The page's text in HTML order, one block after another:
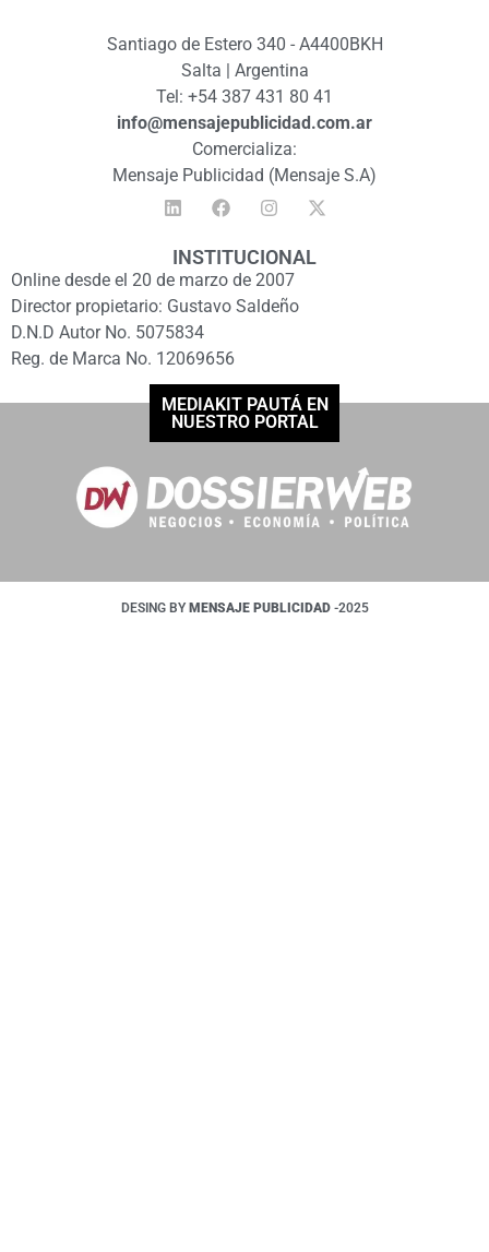
Santiago de Estero 340 - A4400BKH
Salta | Argentina
Tel: +54 387 431 80 41
info@mensajepublicidad.com.ar
Comercializa:
Mensaje Publicidad (Mensaje S.A)
INSTITUCIONAL
Online desde el 20 de marzo de 2007
Director propietario: Gustavo Saldeño
D.N.D Autor No. 5075834
Reg. de Marca No. 12069656
MEDIAKIT PAUTÁ EN
NUESTRO PORTAL
DESING BY MENSAJE PUBLICIDAD -2025